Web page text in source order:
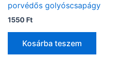
porvédős golyóscsapágy
1550 Ft
Kosárba teszem